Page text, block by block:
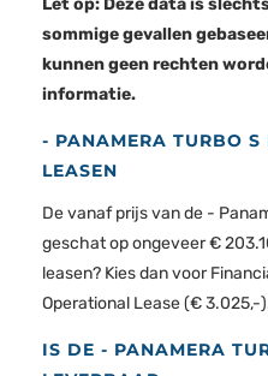
sommige gevallen
kunnen geen rechten
informatie.
- PANAMERA TURBO
LEASEN
De vanaf prijs van de -
geschat op ongeveer €
leasen? Kies dan voor
Operational Lease (€ 3.025,-
IS DE - PANAMERA